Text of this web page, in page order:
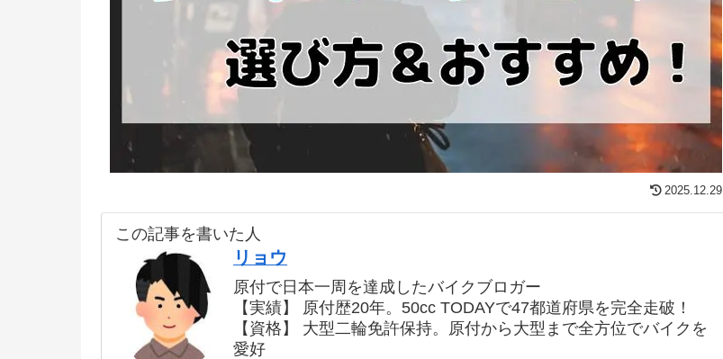
2025.12.29
この記事を書いた人
リョウ
原付で日本一周を達成したバイクブロガー
【実績】 原付歴20年。50cc TODAYで47都道府県を完全走破！
【資格】 大型二輪免許保持。原付から大型まで全方位でバイクを
愛好